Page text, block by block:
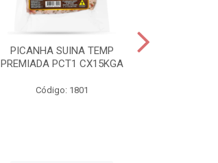
PICANHA SUINA TEMP
PREMIADA PCT1 CX15KGA
Código: 1801